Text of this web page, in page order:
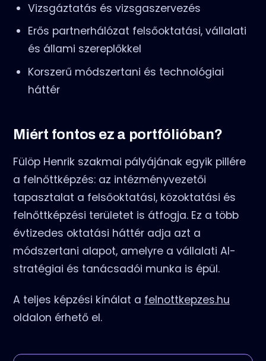
Vizsgáztatás és vizsgaszervezés
Erős partnerhálózat felsőoktatási, vállalati
és állami szereplőkkel
Korszerű módszertani és technológiai
háttér
Miért fontos ez a portfólióban?
Fülöp Henrik szakmai pályájának egyik pillére
a felnőttképzés: az intézményvezetői
tapasztalat a felsőoktatási, közoktatási és
felnőttképzési területet is átfogja. Ez a több
évtizedes oktatási háttér adja azt a
módszertani alapot, amelyre a vállalati AI-
stratégiai és tanácsadói munka is épül.
A teljes képzési kínálat a felnottkepzes.hu
oldalon érhető el.